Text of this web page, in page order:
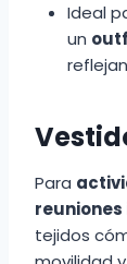
Ideal
un
Para
tejidos